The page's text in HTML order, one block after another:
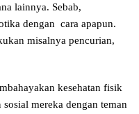
lainnya. Sebab,
dengan cara apapun.
misalnya pencurian,
kesehatan fisik
mereka dengan teman